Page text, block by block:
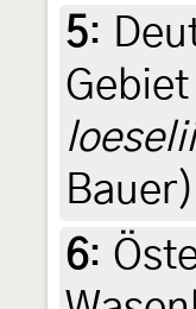
5:
loeselii
6: